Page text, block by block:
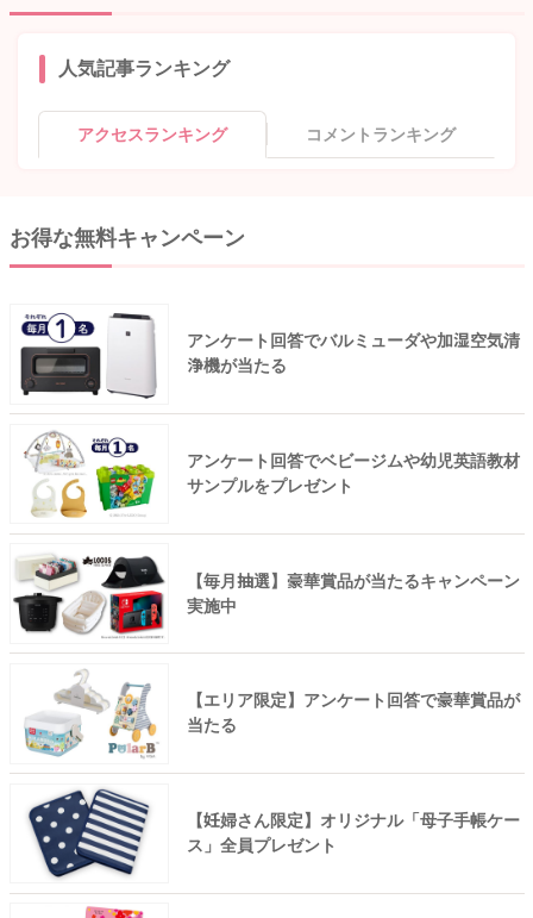
人気記事ランキング
アクセスランキング コメントランキング
お得な無料キャンペーン
アンケート回答でバルミューダや加湿空気清
浄機が当たる
アンケート回答でベビージムや幼児英語教材
サンプルをプレゼント
【毎月抽選】豪華賞品が当たるキャンペーン
実施中
【エリア限定】アンケート回答で豪華賞品が
当たる
【妊婦さん限定】オリジナル「母子手帳ケー
ス」全員プレゼント